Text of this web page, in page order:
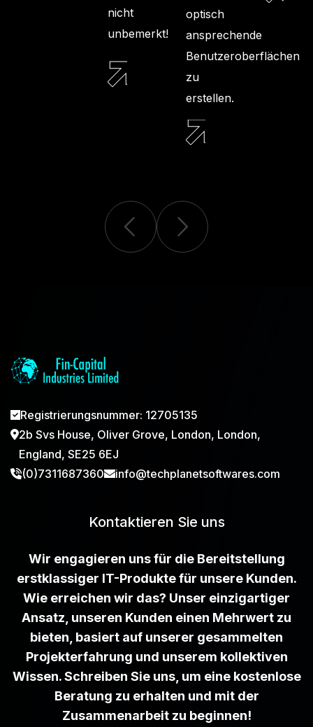
nicht
unbemerkt!
ERSTELLEN
optisch
ansprechende
Benutzeroberflächen
zu
erstellen.
Registrierungsnummer: 12705135
2b Svs House, Oliver Grove, London, London,
England, SE25 6EJ
(0)7311687360
info@techplanetsoftwares.com
Kontaktieren Sie uns
Wir engagieren uns für die Bereitstellung
erstklassiger IT-Produkte für unsere Kunden.
Wie erreichen wir das? Unser einzigartiger
Ansatz, unseren Kunden einen Mehrwert zu
bieten, basiert auf unserer gesammelten
Projekterfahrung und unserem kollektiven
Wissen. Schreiben Sie uns, um eine kostenlose
Beratung zu erhalten und mit der
Zusammenarbeit zu beginnen!